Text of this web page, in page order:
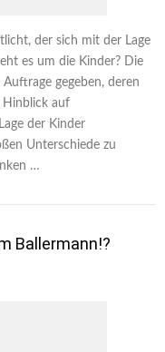
der sich mit der Lage
es um die Kinder? Die
gegeben, deren
Hinblick auf
der Kinder
Unterschiede zu
…
Ballermann!?